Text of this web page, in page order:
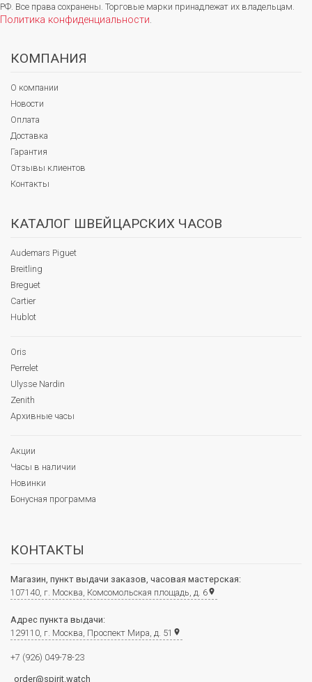
РФ. Все права сохранены. Торговые марки принадлежат их владельцам.
Политика конфиденциальности
КОМПАНИЯ
О компании
Новости
Оплата
Доставка
Гарантия
Отзывы клиентов
Контакты
КАТАЛОГ ШВЕЙЦАРСКИХ ЧАСОВ
Audemars Piguet
Breitling
Breguet
Cartier
Hublot
Oris
Perrelet
Ulysse Nardin
Zenith
Архивные часы
Акции
Часы в наличии
Новинки
Бонусная программа
КОНТАКТЫ
Магазин, пункт выдачи заказов, часовая мастерская:
107140, г. Москва, Комсомольская площадь, д. 6place
Адрес пункта выдачи:
129110, г. Москва, Проспект Мира, д. 51 place
+7 (926) 049-78-23
order@spirit.watch